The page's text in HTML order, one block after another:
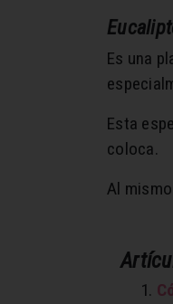
Es una
Esta
coloca.
Al